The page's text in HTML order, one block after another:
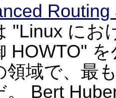
"Linux にお
HOWTO"
領域で、最
。 Bert